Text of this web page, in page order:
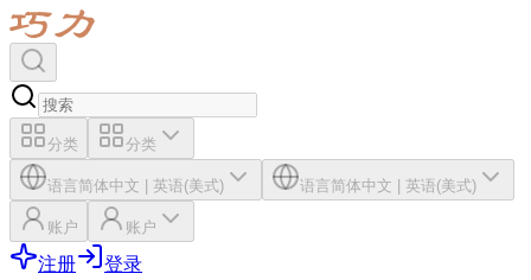
分类 分类
语言简体中文 | 英语(美式) 语言简体中文 | 英语(美式)
账户 账户
注册 登录